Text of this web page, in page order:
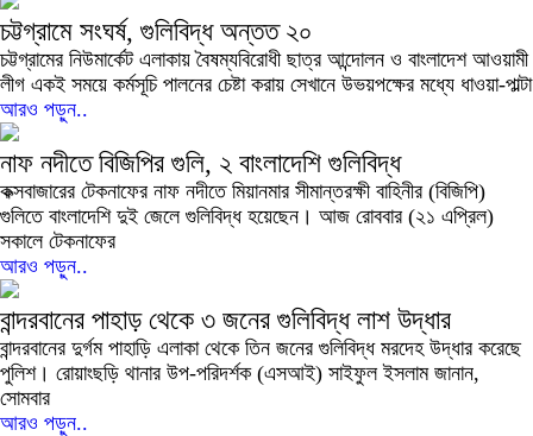
চট্টগ্রামে সংঘর্ষ, গুলিবিদ্ধ অন্তত ২০
চট্টগ্রামের নিউমার্কেট এলাকায় বৈষম্যবিরোধী ছাত্র আন্দোলন ও বাংলাদেশ আওয়ামী
লীগ একই সময়ে কর্মসূচি পালনের চেষ্টা করায় সেখানে উভয়পক্ষের মধ্যে ধাওয়া-পাল্টা
আরও পড়ুন..
নাফ নদীতে বিজিপির গুলি, ২ বাংলাদেশি গুলিবিদ্ধ
কক্সবাজারের টেকনাফের নাফ নদীতে মিয়ানমার সীমান্তরক্ষী বাহিনীর (বিজিপি)
গুলিতে বাংলাদেশি দুই জেলে গুলিবিদ্ধ হয়েছেন। আজ রোববার (২১ এপ্রিল)
সকালে টেকনাফের
আরও পড়ুন..
বান্দরবানের পাহাড় থেকে ৩ জনের গুলিবিদ্ধ লাশ উদ্ধার
বান্দরবানের দুর্গম পাহাড়ি এলাকা থেকে তিন জনের গুলিবিদ্ধ মরদেহ উদ্ধার করেছে
পুলিশ। রোয়াংছড়ি থানার উপ-পরিদর্শক (এসআই) সাইফুল ইসলাম জানান,
সোমবার
আরও পড়ুন..